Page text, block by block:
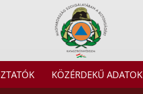
KÖZÉRDEKŰ ADATOK